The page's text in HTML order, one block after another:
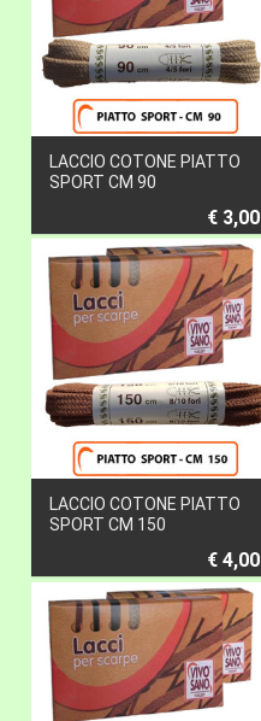
LACCIO COTONE PIATTO
SPORT CM 90
€ 3,00
LACCIO COTONE PIATTO
SPORT CM 150
€ 4,00